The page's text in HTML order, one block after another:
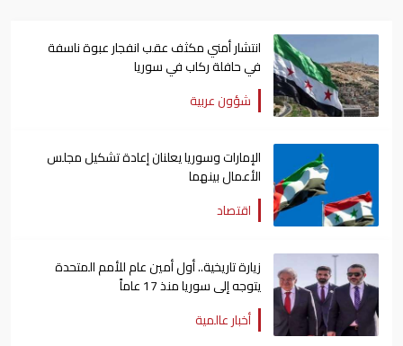
انتشار أمني مكثف عقب انفجار عبوة ناسفة
في حافلة ركاب في سوريا
شؤون عربية
الإمارات وسوريا يعلنان إعادة تشكيل مجلس
الأعمال بينهما
اقتصاد
زيارة تاريخية.. أول أمين عام للأمم المتحدة
يتوجه إلى سوريا منذ 17 عاماً
أخبار عالمية